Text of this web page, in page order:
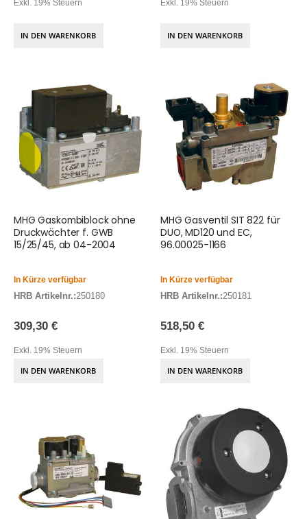
Exkl. 19% Steuern
IN DEN WARENKORB
Exkl. 19% Steuern
IN DEN WARENKORB
MHG Gaskombiblock ohne
Druckwächter f. GWB
15/25/45, ab 04-2004
In Kürze verfügbar
HRB Artikelnr.:250180
309,30 €
Exkl. 19% Steuern
IN DEN WARENKORB
MHG Gasventil SIT 822 für
DUO, MD120 und EC,
96.00025-1166
In Kürze verfügbar
HRB Artikelnr.:250181
518,50 €
Exkl. 19% Steuern
IN DEN WARENKORB